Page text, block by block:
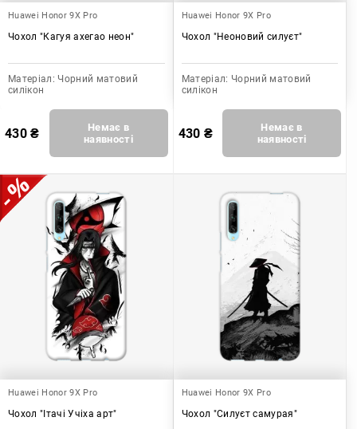
Huawei Honor 9X Pro
Чохол "Кагуя ахегао неон"
Матеріал: Чорний матовий
силікон
430₴
Немає в
наявності
Huawei Honor 9X Pro
Чохол "Неоновий силуєт"
Матеріал: Чорний матовий
силікон
430 ₴
Немає в
наявності
Huawei Honor 9X Pro
Чохол "Ітачі Учіха арт"
Huawei Honor 9X Pro
Чохол "Силуєт самурая"